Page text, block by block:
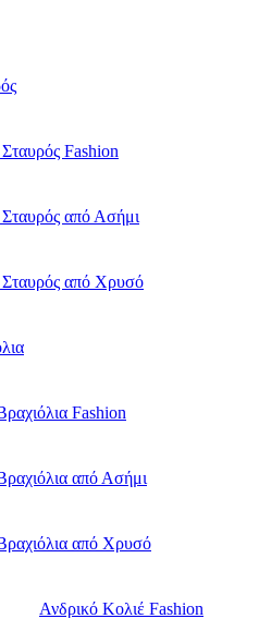
Fashion
από Ασήμι
Σταυρός από Χρυσό
Fashion
από Ασήμι
από Χρυσό
Ανδρικό Κολιέ Fashion